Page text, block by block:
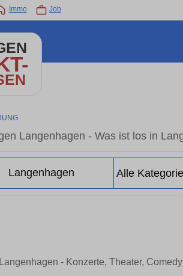
Immo Job
Langenhagen - Was ist los in
- Konzerte, Theater,